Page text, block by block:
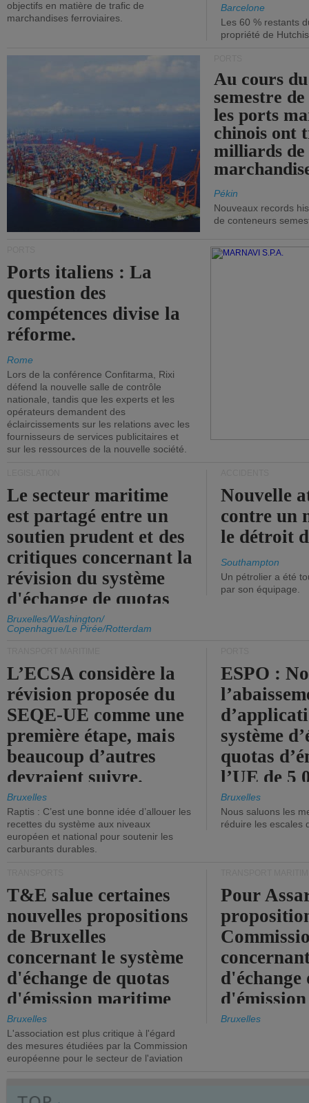
objectifs en matière de trafic de
marchandises ferroviaires.
Barcelone
Les 60 % restants
propriété de
Au cours
semestre
les ports
chinois ont
milliards de
Pékin
Nouveaux records
de conteneurs
Ports italiens : La
question des
compétences divise la
réforme.
Rome
Lors de la conférence Confitarma, Rixi
défend la nouvelle salle de contrôle
nationale, tandis que les experts et les
opérateurs demandent des
éclaircissements sur les relations avec les
fournisseurs de services publicitaires et
sur les ressources de la nouvelle société.
Le secteur maritime
est partagé entre un
soutien prudent et des
critiques concernant la
révision du système
d'échange de quotas
d'émission de l'UE.
Bruxelles/Washington/
Copenhague/Le Pirée/Rotterdam
Nouvelle
contre un
le détroit
Southampton
Un pétrolier a été
par son équipage.
L’ECSA considère la
révision proposée du
SEQE-UE comme une
première étape, mais
beaucoup d’autres
devraient suivre.
Bruxelles
Raptis : C’est une bonne idée d’allouer les
recettes du système aux niveaux
européen et national pour soutenir les
carburants durables.
ESPO :
système
quotas
l’UE de 5
tonneaux
brute.
Bruxelles
Nous saluons les
réduire les escales
T&E salue certaines
nouvelles propositions
de Bruxelles
concernant le système
d'échange de quotas
d'émission maritime
de l'UE.
Bruxelles
L'association est plus critique à l'égard
des mesures étudiées par la Commission
européenne pour le secteur de l'aviation
Pour
d'échange
timide,
Bruxelles